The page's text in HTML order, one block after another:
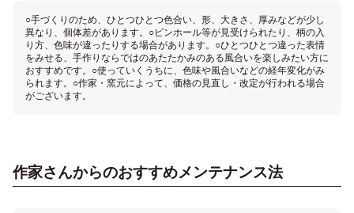
○手づくりのため、ひとつひとつ色合い、形、大きさ、厚みなどが少し
異なり、個体差があります。○ピンホール等が見受けられたり、柄の入
り方、色味が違ったりする場合があります。○ひとつひとつ違った表情
をみせる、手作りならではのあたたかみのある風合いを楽しみたい方に
おすすめです。○使っていくうちに、色味や風合いなどの経年変化がみ
られます。○作家・窯元によって、価格の見直し・改定が行われる場合
がございます。
作家さんからのおすすめメンテナンス法